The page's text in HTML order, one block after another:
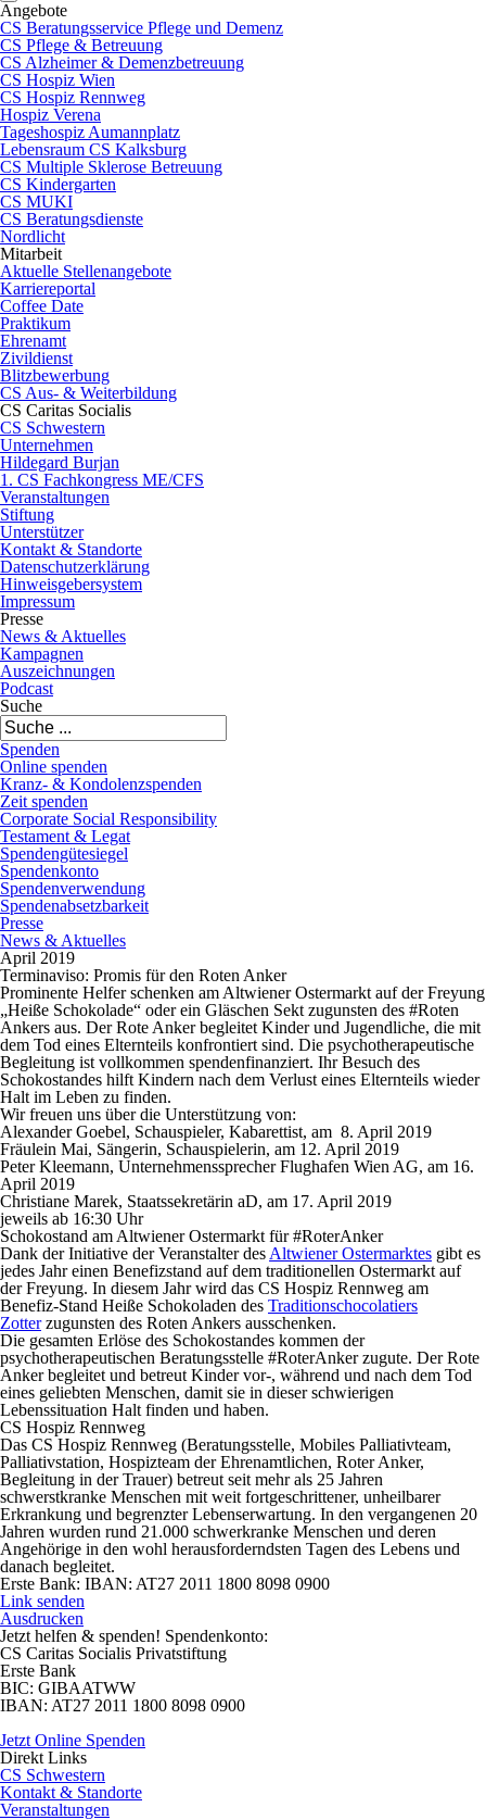
Angebote
CS Beratungsservice Pflege und Demenz
CS Pflege & Betreuung
CS Alzheimer & Demenzbetreuung
CS Hospiz Wien
CS Hospiz Rennweg
Hospiz Verena
Tageshospiz Aumannplatz
Lebensraum CS Kalksburg
CS Multiple Sklerose Betreuung
CS Kindergarten
CS MUKI
CS Beratungsdienste
Nordlicht
Mitarbeit
Aktuelle Stellenangebote
Karriereportal
Coffee Date
Praktikum
Ehrenamt
Zivildienst
Blitzbewerbung
CS Aus- & Weiterbildung
CS Caritas Socialis
CS Schwestern
Unternehmen
Hildegard Burjan
1. CS Fachkongress ME/CFS
Veranstaltungen
Stiftung
Unterstützer
Kontakt & Standorte
Datenschutzerklärung
Hinweisgebersystem
Impressum
Presse
News & Aktuelles
Kampagnen
Auszeichnungen
Podcast
Suche
Spenden
Online spenden
Kranz- & Kondolenzspenden
Zeit spenden
Corporate Social Responsibility
Testament & Legat
Spendengütesiegel
Spendenkonto
Spendenverwendung
Spendenabsetzbarkeit
Presse
News & Aktuelles
April 2019
Terminaviso: Promis für den Roten Anker
Prominente Helfer schenken am Altwiener Ostermarkt auf der Freyung
„Heiße Schokolade“ oder ein Gläschen Sekt zugunsten des #Roten
Ankers aus. Der Rote Anker begleitet Kinder und Jugendliche, die mit
dem Tod eines Elternteils konfrontiert sind. Die psychotherapeutische
Begleitung ist vollkommen spendenfinanziert. Ihr Besuch des
Schokostandes hilft Kindern nach dem Verlust eines Elternteils wieder
Halt im Leben zu finden.
Wir freuen uns über die Unterstützung von:
Alexander Goebel, Schauspieler, Kabarettist, am 8. April 2019
Fräulein Mai, Sängerin, Schauspielerin, am 12. April 2019
Peter Kleemann, Unternehmenssprecher Flughafen Wien AG, am 16.
April 2019
Christiane Marek, Staatssekretärin aD, am 17. April 2019
jeweils ab 16:30 Uhr
Schokostand am Altwiener Ostermarkt für #RoterAnker
Dank der Initiative der Veranstalter des Altwiener Ostermarktes gibt es
jedes Jahr einen Benefizstand auf dem traditionellen Ostermarkt auf
der Freyung. In diesem Jahr wird das CS Hospiz Rennweg am
Benefiz-Stand Heiße Schokoladen des Traditionschocolatiers
Zotterzugunsten des Roten Ankers ausschenken.
Die gesamten Erlöse des Schokostandes kommen der
psychotherapeutischen Beratungsstelle #RoterAnker zugute. Der Rote
Anker begleitet und betreut Kinder vor-, während und nach dem Tod
eines geliebten Menschen, damit sie in dieser schwierigen
Lebenssituation Halt finden und haben.
CS Hospiz Rennweg
Das CS Hospiz Rennweg (Beratungsstelle, Mobiles Palliativteam,
Palliativstation, Hospizteam der Ehrenamtlichen, Roter Anker,
Begleitung in der Trauer) betreut seit mehr als 25 Jahren
schwerstkranke Menschen mit weit fortgeschrittener, unheilbarer
Erkrankung und begrenzter Lebenserwartung. In den vergangenen 20
Jahren wurden rund 21.000 schwerkranke Menschen und deren
Angehörige in den wohl herausforderndsten Tagen des Lebens und
danach begleitet.
Erste Bank: IBAN: AT27 2011 1800 8098 0900
Link senden
Ausdrucken
Jetzt helfen & spenden! Spendenkonto:
CS Caritas Socialis Privatstiftung
Erste Bank
BIC: GIBAATWW
IBAN: AT27 2011 1800 8098 0900
Jetzt Online Spenden
Direkt Links
CS Schwestern
Kontakt & Standorte
Veranstaltungen